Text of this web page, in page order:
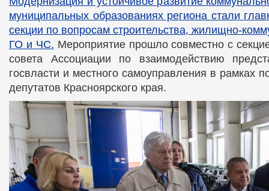
муниципальных образованиях региона стали
секции по вопросам строительства, жилищно-
ГО и ЧС. Мероприятие прошло совместно с
совета Ассоциации по взаимодействию
госвласти и местного самоуправления в рамках
депутатов Красноярского края.